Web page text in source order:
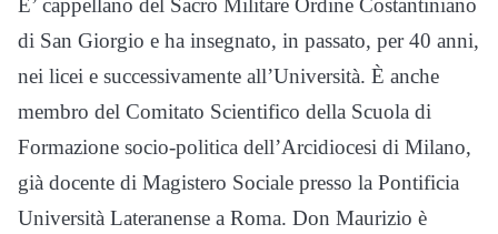
E’ cappellano del Sacro Militare Ordine Costantiniano
di San Giorgio e ha insegnato, in passato, per 40 anni,
nei licei e successivamente all’Università. È anche
membro del Comitato Scientifico della Scuola di
Formazione socio-politica dell’Arcidiocesi di Milano,
già docente di Magistero Sociale presso la Pontificia
Università Lateranense a Roma. Don Maurizio è